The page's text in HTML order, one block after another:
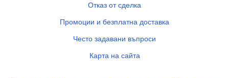
Отказ от сделка
Промоции и безплатна доставка
Често задавани въпроси
Карта на сайта